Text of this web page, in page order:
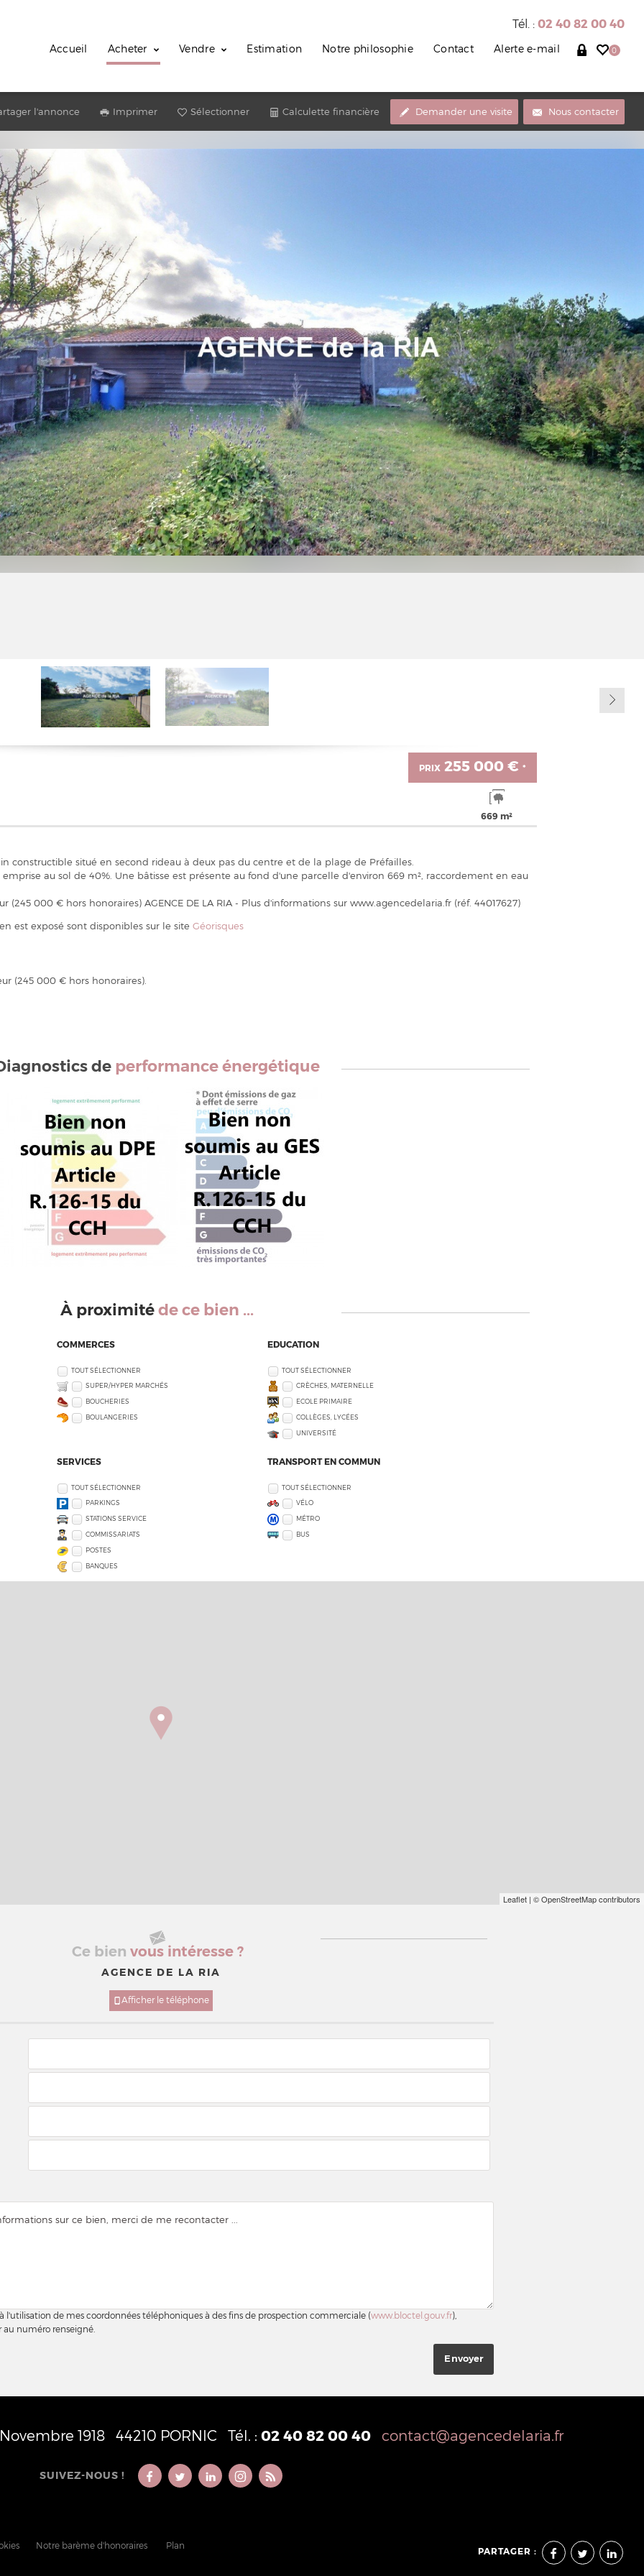
Tél. :02 40 82 00 40
Accueil Acheter Vendre Estimation Notre philosophie Contact Alerte e-mail 0
l'annonce Imprimer Sélectionner Calculette financière Demander une visite Nous contacter
PRIX 255 000 €*
669 m²
constructible situé en second rideau à deux pas du centre et de la plage de Préfailles.
au sol de 40%. Une bâtisse est présente au fond d'une parcelle d'environ 669 m², raccordement en eau
(245 000 € hors honoraires) AGENCE DE LA RIA - Plus d'informations sur www.agencedelaria.fr (réf. 44017627)
est exposé sont disponibles sur le site Géorisques
(245 000 € hors honoraires).
de performance énergétique
À proximitéde ce bien ...
COMMERCES
TOUT SÉLECTIONNER
SUPER/HYPER MARCHÉS
BOUCHERIES
BOULANGERIES
EDUCATION
TOUT SÉLECTIONNER
CRÈCHES, MATERNELLE
ECOLE PRIMAIRE
COLLÈGES, LYCÉES
UNIVERSITÉ
SERVICES
TOUT SÉLECTIONNER
PARKINGS
STATIONS SERVICE
COMMISSARIATS
POSTES
BANQUES
TRANSPORT EN COMMUN
TOUT SÉLECTIONNER
VÉLO
MÉTRO
BUS
Leaflet | © OpenStreetMap contributors
Ce bien vous intéresse ?
AGENCE DE LA RIA
Afficher le téléphone
l'utilisation de mes coordonnées téléphoniques à des fins de prospection commerciale (www.bloctel.gouv.fr),
numéro renseigné.
1918 44210 PORNIC Tél. : 02 40 82 00 40 contact@agencedelaria.fr
SUIVEZ-NOUS !
Notre barème d'honoraires Plan
PARTAGER :